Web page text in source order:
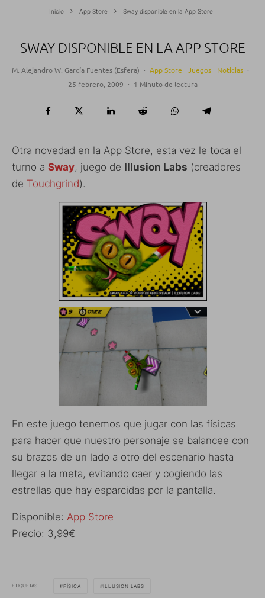
Inicio App Store Sway disponible en la App Store
SWAY DISPONIBLE EN LA APP STORE
M. Alejandro W. García Fuentes (Esfera) · App Store Juegos Noticias ·
25 febrero, 2009 · 1 Minuto de lectura
Otra novedad en la App Store, esta vez le toca el
turno a Sway, juego de Illusion Labs (creadores
de Touchgrind).
En este juego tenemos que jugar con las físicas
para hacer que nuestro personaje se balancee con
su brazos de un lado a otro del escenario hasta
llegar a la meta, evitando caer y cogiendo las
estrellas que hay esparcidas por la pantalla.
Disponible: App Store
Precio: 3,99€
ETIQUETAS FÍSICA ILLUSION LABS